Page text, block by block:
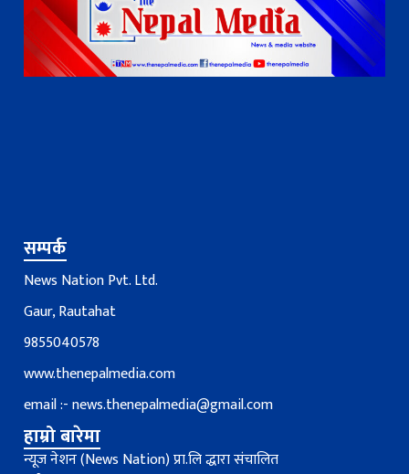
सम्पर्क
News Nation Pvt. Ltd.
Gaur, Rautahat
9855040578
www.thenepalmedia.com
email :-news.thenepalmedia@gmail.com
हाम्रो बारेमा
न्यूज नेशन (News Nation) प्रा.लि द्धारा संचालित